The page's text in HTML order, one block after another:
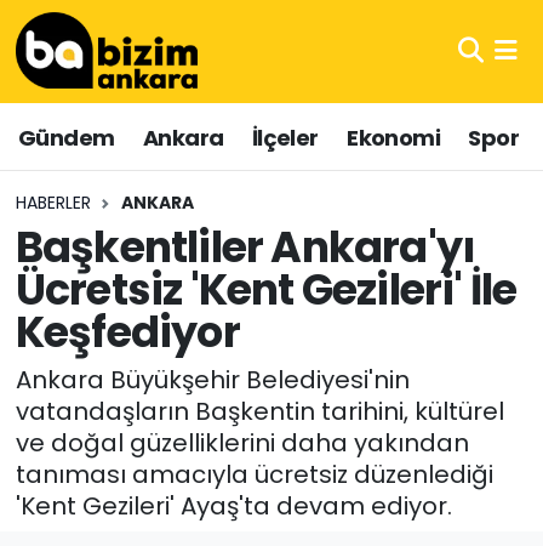
Gündem Ankara İlçeler Ekonomi Spor
HABERLER ANKARA
Başkentliler Ankara'yı
Ücretsiz 'Kent Gezileri' İle
Keşfediyor
Ankara Büyükşehir Belediyesi'nin
vatandaşların Başkentin tarihini, kültürel
ve doğal güzelliklerini daha yakından
tanıması amacıyla ücretsiz düzenlediği
'Kent Gezileri' Ayaş'ta devam ediyor.
Hava Durumu
Trafik Durumu
Süper Lig Puan Durumu ve Fikstür
Tüm Manşetler
Son Dakika Haberleri
Haber Arşivi